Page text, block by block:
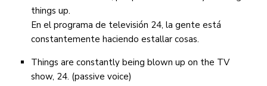
things up.
En el programa de televisión 24, la gente está
constantemente haciendo estallar cosas.
Things are constantly being blown up on the TV
show, 24. (passive voice)